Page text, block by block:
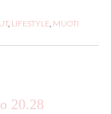
, LIFESTYLE MUOTI
20.28